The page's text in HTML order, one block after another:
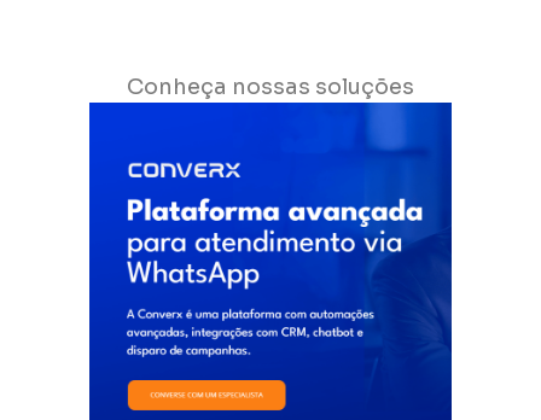
Conheça nossas soluções